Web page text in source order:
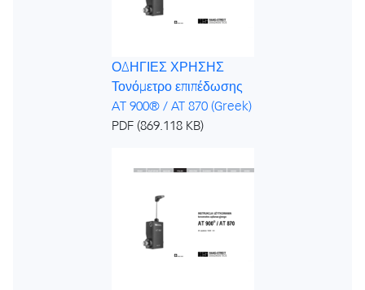
ΟΔΗΓΙΕΣ ΧΡΗΣΗΣ
Τονόμετρο επιπέδωσης
AT 900® / AT 870 (Greek)
PDF (869.118 KB)